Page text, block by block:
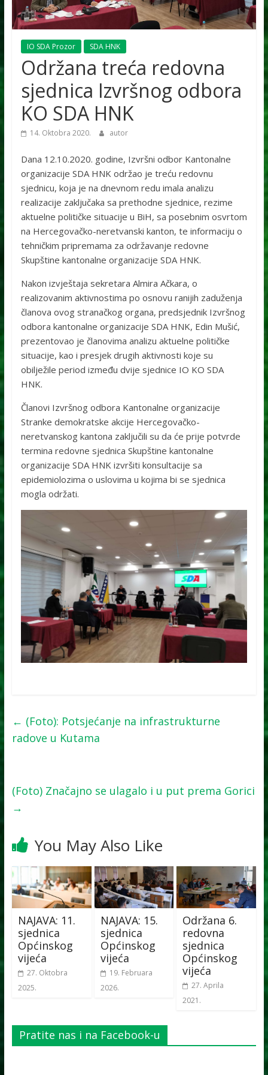
IO SDA Prozor SDA HNK
Održana treća redovna
sjednica Izvršnog odbora
KO SDA HNK
14. Oktobra 2020. autor
Dana 12.10.2020. godine, Izvršni odbor Kantonalne
organizacije SDA HNK održao je treću redovnu
sjednicu, koja je na dnevnom redu imala analizu
realizacije zaključaka sa prethodne sjednice, rezime
aktuelne političke situacije u BiH, sa posebnim osvrtom
na Hercegovačko-neretvanski kanton, te informaciju o
tehničkim pripremama za održavanje redovne
Skupštine kantonalne organizacije SDA HNK.
Nakon izvještaja sekretara Almira Ačkara, o
realizovanim aktivnostima po osnovu ranijih zaduženja
članova ovog stranačkog organa, predsjednik Izvršnog
odbora kantonalne organizacije SDA HNK, Edin Mušić,
prezentovao je članovima analizu aktuelne političke
situacije, kao i presjek drugih aktivnosti koje su
obilježile period između dvije sjednice IO KO SDA
HNK.
Članovi Izvršnog odbora Kantonalne organizacije
Stranke demokratske akcije Hercegovačko-
neretvanskog kantona zaključili su da će prije potvrde
termina redovne sjednica Skupštine kantonalne
organizacije SDA HNK izvršiti konsultacije sa
epidemiolozima o uslovima u kojima bi se sjednica
mogla održati.
← (Foto): Potsjećanje na infrastrukturne
radove u Kutama
(Foto) Značajno se ulagalo i u put prema Gorici
→
You May Also Like
NAJAVA: 11.
sjednica
Općinskog
vijeća
27. Oktobra
2025.
NAJAVA: 15.
sjednica
Općinskog
vijeća
19. Februara
2026.
Održana 6.
redovna
sjednica
Općinskog
vijeća
27. Aprila
2021.
Pratite nas i na Facebook-u